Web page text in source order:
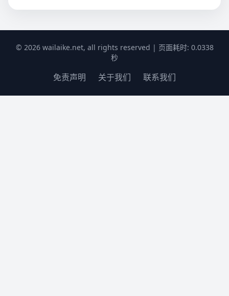
© 2026 wailaike.net, all rights reserved | 页面耗时: 0.0338
秒
免责声明 关于我们 联系我们